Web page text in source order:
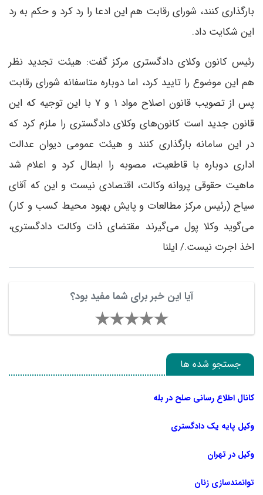
بارگذاری کنند، شورای رقابت هم این ادعا را رد کرد و حکم به رد
این شکایت داد.
رئیس کانون وکلای دادگستری مرکز گفت: هیئت تجدید نظر
هم این موضوع را تایید کرد، اما دوباره متاسفانه شورای رقابت
پس از تصویب قانون اصلاح مواد 1 و 7 با این توجیه که این
قانون جدید است کانون‌های وکلای دادگستری را ملزم کرد که
در این سامانه بارگذاری کنند و هیئت عمومی دیوان عدالت
اداری دوباره با قاطعیت، مصوبه را ابطال کرد و اعلام شد
ماهیت حقوقی پروانه وکالت، اقتصادی نیست و این که آقای
سیاح (رئیس مرکز مطالعات و پایش بهبود محیط کسب و کار)
می‌گوید وکلا پول می‌گیرند مقتضای ذات وکالت دادگستری،
اخذ اجرت نیست./ ایلنا
آیا این خبر برای شما مفید بود؟
جستجو شده ها
کانال اطلاع رسانی صلح در بله
وکیل پایه یک دادگستری
وکیل در تهران
توانمندسازی زنان